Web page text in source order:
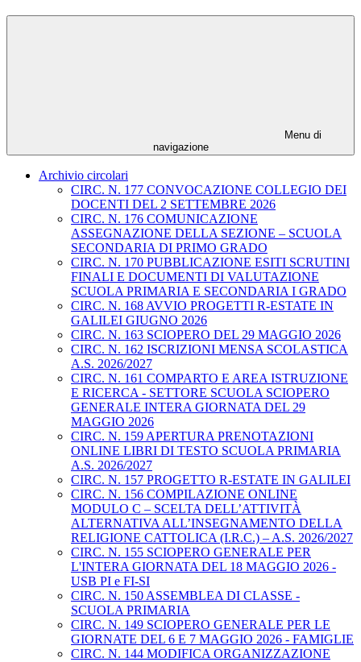
Menu di
navigazione
Archivio circolari
CIRC. N. 177 CONVOCAZIONE COLLEGIO DEI
DOCENTI DEL 2 SETTEMBRE 2026
CIRC. N. 176 COMUNICAZIONE
ASSEGNAZIONE DELLA SEZIONE – SCUOLA
SECONDARIA DI PRIMO GRADO
CIRC. N. 170 PUBBLICAZIONE ESITI SCRUTINI
FINALI E DOCUMENTI DI VALUTAZIONE
SCUOLA PRIMARIA E SECONDARIA I GRADO
CIRC. N. 168 AVVIO PROGETTI R-ESTATE IN
GALILEI GIUGNO 2026
CIRC. N. 163 SCIOPERO DEL 29 MAGGIO 2026
CIRC. N. 162 ISCRIZIONI MENSA SCOLASTICA
A.S. 2026/2027
CIRC. N. 161 COMPARTO E AREA ISTRUZIONE
E RICERCA - SETTORE SCUOLA SCIOPERO
GENERALE INTERA GIORNATA DEL 29
MAGGIO 2026
CIRC. N. 159 APERTURA PRENOTAZIONI
ONLINE LIBRI DI TESTO SCUOLA PRIMARIA
A.S. 2026/2027
CIRC. N. 157 PROGETTO R-ESTATE IN GALILEI
CIRC. N. 156 COMPILAZIONE ONLINE
MODULO C – SCELTA DELL’ATTIVITÀ
ALTERNATIVA ALL’INSEGNAMENTO DELLA
RELIGIONE CATTOLICA (I.R.C.) – A.S. 2026/2027
CIRC. N. 155 SCIOPERO GENERALE PER
L'INTERA GIORNATA DEL 18 MAGGIO 2026 -
USB PI e FI-SI
CIRC. N. 150 ASSEMBLEA DI CLASSE -
SCUOLA PRIMARIA
CIRC. N. 149 SCIOPERO GENERALE PER LE
GIORNATE DEL 6 E 7 MAGGIO 2026 - FAMIGLIE
CIRC. N. 144 MODIFICA ORGANIZZAZIONE